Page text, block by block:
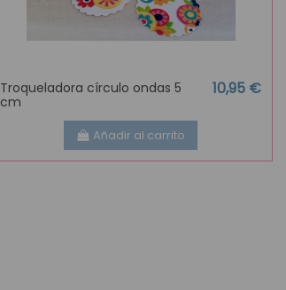
Troqueladora círculo ondas 5
cm
10,95 €
Añadir al carrito